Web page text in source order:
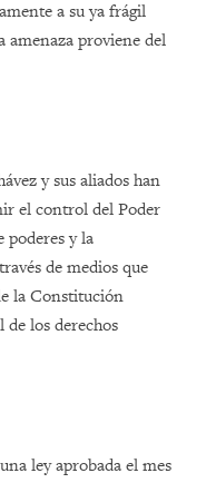
a su ya frágil
amenaza proviene del
y sus aliados han
el control del Poder
poderes y la
de medios que
la Constitución
los derechos
ley aprobada el mes